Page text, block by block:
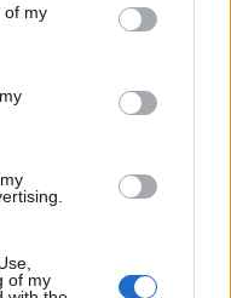
You may click to
its third-party tags to
in below Google
of my
of my
található
valamint a közeli
és jelzőlámpás
Angyalföldön